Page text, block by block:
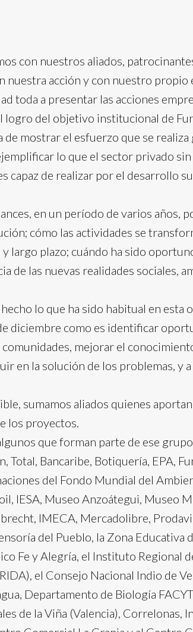
con nuestros aliados,
nuestra acción y con nuestro propio
toda a presentar las acciones
logro del objetivo institucional de
de mostrar el esfuerzo que se
lo que el sector privado
capaz de realizar por el desarrollo
en un período de varios años,
cómo las actividades se
largo plazo; cuándo ha sido
de las nuevas realidades sociales,
lo que ha sido habitual en esta
diciembre como es identificar
mejorar el
en la solución de los problemas, y
sumamos aliados quienes
los proyectos.
que forman parte de ese
Total, Bancaribe, Botiquería, EPA,
del Fondo Mundial del
IESA, Museo Anzoátegui, Museo
IMECA, Mercadolibre,
del Pueblo, la Zona Educativa
Fe y Alegría, el Instituto Regional
el Consejo Nacional Indio de
Departamento de Biología
de la Viña (Valencia), Correlonas,